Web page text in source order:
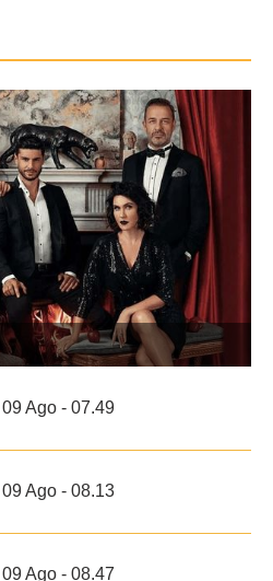
09 Ago - 07.49
09 Ago - 08.13
09 Ago - 08.47